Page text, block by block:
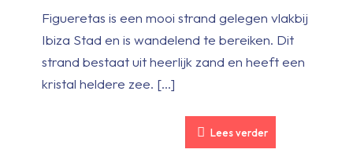
Figueretas is een mooi strand gelegen vlakbij
Ibiza Stad en is wandelend te bereiken. Dit
strand bestaat uit heerlijk zand en heeft een
kristal heldere zee. […]
Lees verder